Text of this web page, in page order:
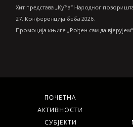
Хит представа „Кућа“ Народног
27. Конференција беба 2026.
Промоција књиге „Рођен сам да вјерујем“
ПОЧЕТНА
АКТИВНОСТИ
СУБЈЕКТИ